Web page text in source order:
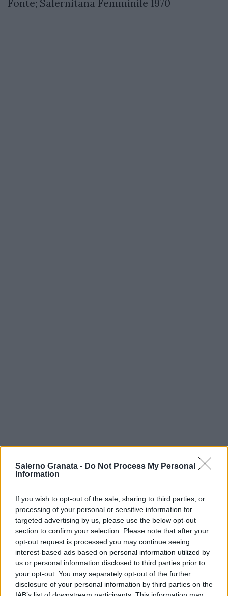
Salerno Granata - Do Not Process My Personal
Information
If you wish to opt-out of the sale, sharing to third parties, or
processing of your personal or sensitive information for
targeted advertising by us, please use the below opt-out
section to confirm your selection. Please note that after your
opt-out request is processed you may continue seeing
interest-based ads based on personal information utilized by
us or personal information disclosed to third parties prior to
your opt-out. You may separately opt-out of the further
disclosure of your personal information by third parties on the
Fonte; Salernitana Femminile 1970